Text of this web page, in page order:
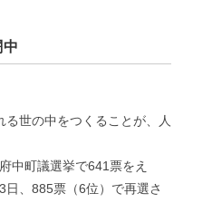
る世の中をつくることが、人
中町議選挙で641票をえ
、885票（6位）で再選さ